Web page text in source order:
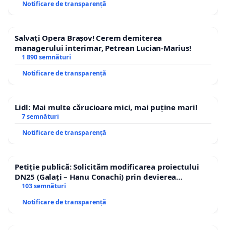
Notificare de transparență
Salvați Opera Brașov! Cerem demiterea
managerului interimar, Petrean Lucian-Marius!
1 890 semnături
Notificare de transparență
Lidl: Mai multe cărucioare mici, mai puține mari!
7 semnături
Notificare de transparență
Petiție publică: Solicităm modificarea proiectului
DN25 (Galați – Hanu Conachi) prin devierea
traseului în afara localităților!
103 semnături
Notificare de transparență